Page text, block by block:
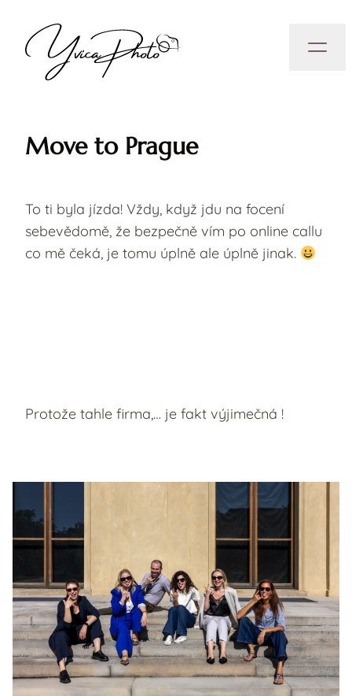
Move to Prague
To ti byla jízda! Vždy, když jdu na focení
sebevědomě, že bezpečně vím po online callu
co mě čeká, je tomu úplně ale úplně jinak.
Protože tahle firma,… je fakt výjimečná !